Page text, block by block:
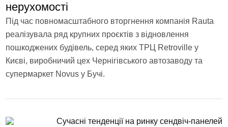
нерухомості
Під час повномасштабного вторгнення компанія Rauta
реалізувала ряд крупних проєктів з відновлення
пошкоджених будівель, серед яких ТРЦ Retroville у
Києві, виробничий цех Чернігівського автозаводу та
супермаркет Novus у Бучі.